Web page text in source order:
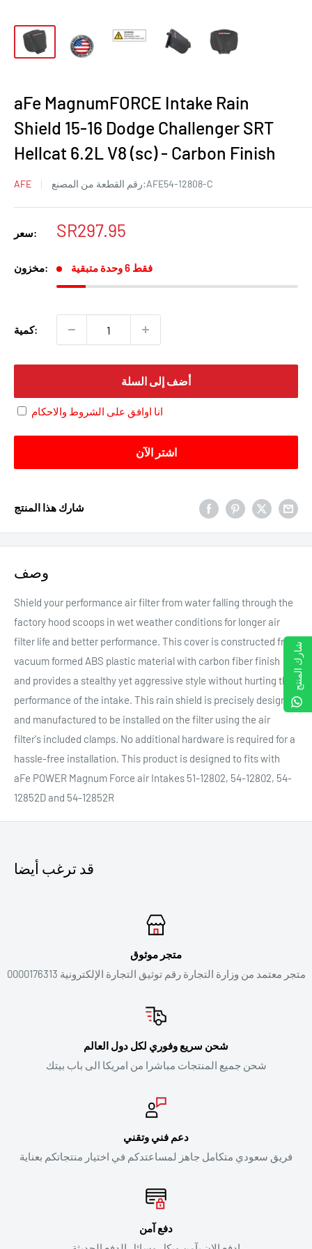
aFe MagnumFORCE Intake Rain
Shield 15-16 Dodge Challenger SRT
Hellcat 6.2L V8 (sc) - Carbon Finish
AFE رقم القطعة من المصنع:AFE54-12808-C
سعر:
سعر
SR297.95
مخزون: فقط 6 وحدة متبقية
كمية:
أضف إلى السلة
انا اوافق على الشروط والاحكام
اشتر الآن
شارك هذا المنتج
وصف
Shield your performance air filter from water falling through the
factory hood scoops in wet weather conditions for longer air
filter life and better performance. This cover is constructed from
vacuum formed ABS plastic material with carbon fiber finish
and provides a stealthy yet aggressive style without hurting the
performance of the intake. This rain shield is precisely designed
and manufactured to be installed on the filter using the air
filter's included clamps. No additional hardware is required for a
hassle-free installation. This product is designed to fits with
aFe POWER Magnum Force air Intakes 51-12802, 54-12802, 54-
12852D and 54-12852R
قد ترغب أيضا
متجر موثوق
متجر معتمد من وزارة التجارة رقم توثيق التجارة الإلكترونية 0000176313
شحن سريع وفوري لكل دول العالم
شحن جميع المنتجات مباشرا من امريكا الى باب بيتك
دعم فني وتقني
فريق سعودي متكامل جاهز لمساعتدكم في اختيار منتجاتكم بعناية
دفع آمن
شارك المنتج